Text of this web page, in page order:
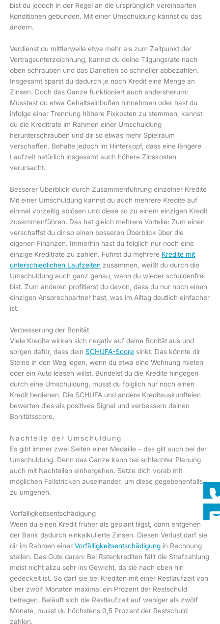
bist du jedoch in der Regel an die ursprünglich vereinbarten
Konditionen gebunden. Mit einer Umschuldung kannst du das
ändern.
Verdienst du mittlerweile etwa mehr als zum Zeitpunkt der
Vertragsunterzeichnung, kannst du deine Tilgungsrate nach
oben schrauben und das Darlehen so schneller abbezahlen.
Insgesamt sparst du dadurch je nach Kredit eine Menge an
Zinsen. Doch das Ganze funktioniert auch andersherum:
Musstest du etwa Gehaltseinbußen hinnehmen oder hast du
infolge einer Trennung höhere Fixkosten zu stemmen, kannst
du die Kreditrate im Rahmen einer Umschuldung
herunterschrauben und dir so etwas mehr Spielraum
verschaffen. Behalte jedoch im Hinterkopf, dass eine längere
Laufzeit natürlich insgesamt auch höhere Zinskosten
verursacht.
Besserer Überblick durch Zusammenführung einzelner Kredite
Mit einer Umschuldung kannst du auch mehrere Kredite auf
einmal vorzeitig ablösen und diese so zu einem einzigen Kredit
zusammenführen. Das hat gleich mehrere Vorteile: Zum einen
verschaffst du dir so einen besseren Überblick über die
eigenen Finanzen. Immerhin hast du folglich nur noch eine
einzige Kreditrate zu zahlen. Führst du mehrere Kredite mit
unterschiedlichen Laufzeiten zusammen, weißt du durch die
Umschuldung auch ganz genau, wann du wieder schuldenfrei
bist. Zum anderen profitierst du davon, dass du nur noch einen
einzigen Ansprechpartner hast, was im Alltag deutlich einfacher
ist.
Verbesserung der Bonität
Viele Kredite wirken sich negativ auf deine Bonität aus und
sorgen dafür, dass dein SCHUFA-Score sinkt. Das könnte dir
Steine in den Weg legen, wenn du etwa eine Wohnung mieten
oder ein Auto leasen willst. Bündelst du die Kredite hingegen
durch eine Umschuldung, musst du folglich nur noch einen
Kredit bedienen. Die SCHUFA und andere Kreditauskunfteien
bewerten dies als positives Signal und verbessern deinen
Bonitätsscore.
Nachteile der Umschuldung
Es gibt immer zwei Seiten einer Medaille – das gilt auch bei der
Umschuldung. Denn das Ganze kann bei schlechter Planung
auch mit Nachteilen einhergehen. Setze dich vorab mit
möglichen Fallstricken auseinander, um diese gegebenenfalls
zu umgehen.
Vorfälligkeitsentschädigung
Wenn du einen Kredit früher als geplant tilgst, dann entgehen
der Bank dadurch einkalkulierte Zinsen. Diesen Verlust darf sie
dir im Rahmen einer Vorfälligkeitsentschädigung in Rechnung
stellen. Das Gute daran: Bei Ratenkrediten fällt die Strafzahlung
meist nicht allzu sehr ins Gewicht, da sie nach oben hin
gedeckelt ist. So darf sie bei Krediten mit einer Restlaufzeit von
über zwölf Monaten maximal ein Prozent der Restschuld
betragen. Beläuft sich die Restlaufzeit auf weniger als zwölf
Monate, musst du höchstens 0,5 Prozent der Restschuld
zahlen.